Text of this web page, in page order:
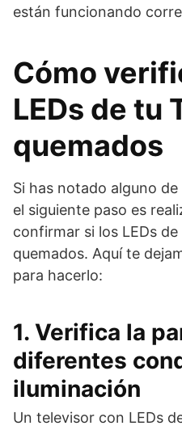
están funcionando
Cómo
LEDs de tu
quemados
Si has notado alguno
el siguiente paso es
confirmar si los LEDs
quemados. Aquí te
para hacerlo:
1. Verifica la
diferentes
iluminación
Un televisor con LEDs